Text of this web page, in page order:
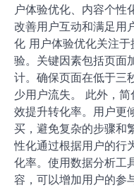
CTA按钮，确保其在页
移动设备兼容性也是提
步骤 实施测试时，首
点击率或转化率。接下
版本的页面效果，找出
本量足够大，以获得可
结果并根据数据做出相
率优化的常见策略是什
户体验优化、内容个性
改善用户互动和满足用
化 用户体验优化关注于